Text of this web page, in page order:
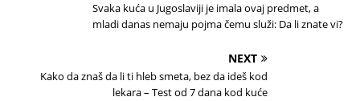
Svaka kuća u Jugoslaviji je imala ovaj predmet, a
mladi danas nemaju pojma čemu služi: Da li znate vi?
NEXT
Kako da znaš da li ti hleb smeta, bez da ideš kod
lekara – Test od 7 dana kod kuće